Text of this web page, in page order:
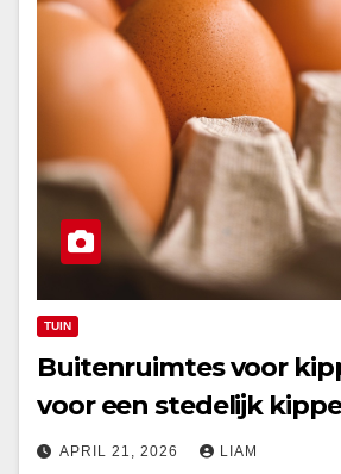
TUIN
Buitenruimtes voor
voor een stedelijk
APRIL 21, 2026 LIAM